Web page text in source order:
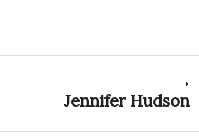
Jennifer Hudson